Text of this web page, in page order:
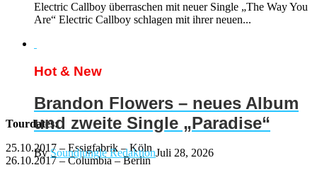
Tourdates:
25.10.2017 – Essigfabrik – Köln
26.10.2017 – Columbia – Berlin
Electric Callboy überraschen mit neuer Single „The Way You
Are“ Electric Callboy schlagen mit ihrer neuen...
Hot & New
Brandon Flowers – neues Album
und zweite Single „Paradise“
BySoundjungle RedaktionJuli 28, 2026